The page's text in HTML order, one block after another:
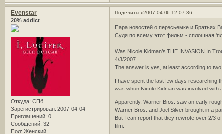
Поделиться2007-04-06 12:07:36
Evenstar
20% addict
Откуда: СПб
Зарегистрирован: 2007-04-04
Приглашений: 0
Сообщений: 32
Пол: Женский
Пара новостей о пересьемке и Братьях
Судя по всему этот фильм - сплошная
Was Nicole Kidman’s THE INVASION In
4/3/2007
The answer is yes, at least according to
I have spent the last few days researching
was when Nicole Kidman was involved
Apparently, Warner Bros. saw an early
Warner Bros. and Joel Silver brought in a
But I can report that they rewrote over 2/3
film.